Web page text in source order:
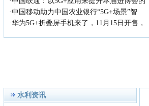
在蜿蜒千里的湘江中游、
五岳独秀的衡山之南，有一座
生命赠我以苦难，我必回
首届《放歌中国》歌手大
赛全国总决赛！
·中国移动助力中国农业银行“5G+场景”智
·华为5G+折叠屏手机来了，11月15日开售，
水利资讯